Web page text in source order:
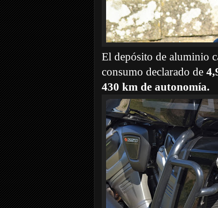
El depósito de aluminio
consumo declarado de
430 km de autonomía.